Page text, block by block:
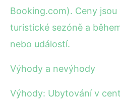
Booking.com). Ceny
turistické sezóně a
nebo událostí.
Výhody a nevýhody
Výhody: Ubytování v